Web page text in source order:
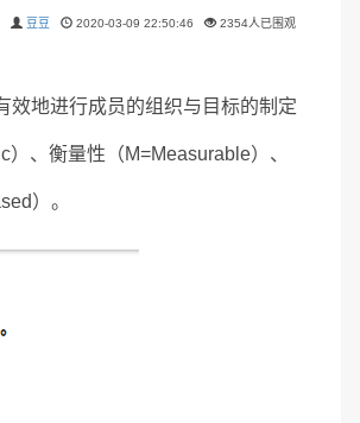
豆豆 2020-03-09 22:50:46 2354人已围观
地进行成员的组织与目标的制定
、衡量性（M=Measurable）、
）。